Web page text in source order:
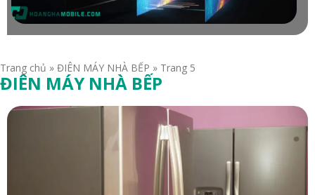
Trang chủ » ĐIÊN MÁY NHÀ BẾP » Trang 5
ĐIÊN MÁY NHÀ BẾP